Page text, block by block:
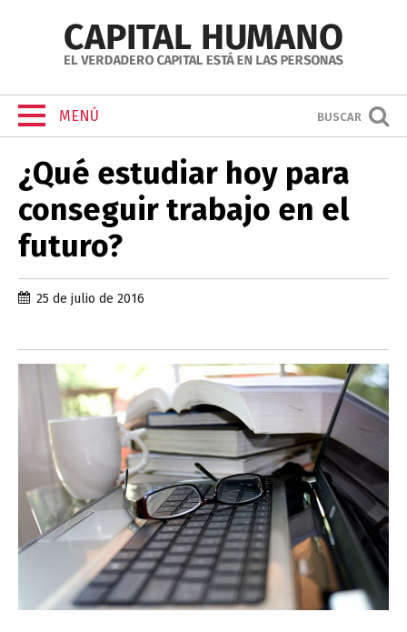
MENÚ BUSCAR
¿Qué estudiar hoy para
conseguir trabajo en el
futuro?
25 de julio de 2016